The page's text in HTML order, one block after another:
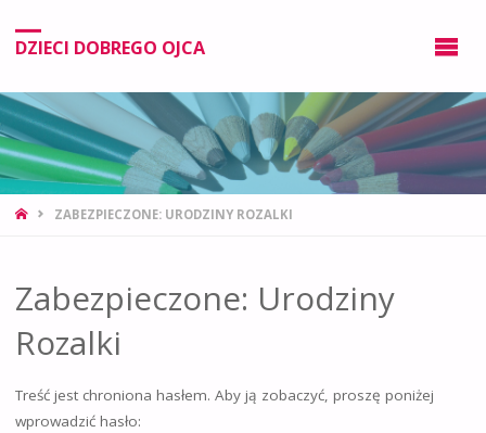
DZIECI DOBREGO OJCA
ZABEZPIECZONE: URODZINY ROZALKI
Zabezpieczone: Urodziny
Rozalki
Treść jest chroniona hasłem. Aby ją zobaczyć, proszę poniżej
wprowadzić hasło: